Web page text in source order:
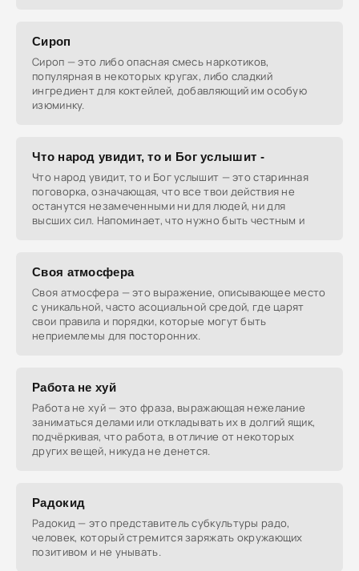
Сироп
Сироп — это либо опасная смесь наркотиков,
популярная в некоторых кругах, либо сладкий
ингредиент для коктейлей, добавляющий им особую
изюминку.
Что народ увидит, то и Бог услышит -
Что народ увидит, то и Бог услышит — это старинная
поговорка, означающая, что все твои действия не
останутся незамеченными ни для людей, ни для
высших сил. Напоминает, что нужно быть честным и
Своя атмосфера
Своя атмосфера — это выражение, описывающее место
с уникальной, часто асоциальной средой, где царят
свои правила и порядки, которые могут быть
неприемлемы для посторонних.
Работа не хуй
Работа не хуй — это фраза, выражающая нежелание
заниматься делами или откладывать их в долгий ящик,
подчёркивая, что работа, в отличие от некоторых
других вещей, никуда не денется.
Радокид
Радокид — это представитель субкультуры радо,
человек, который стремится заряжать окружающих
позитивом и не унывать.